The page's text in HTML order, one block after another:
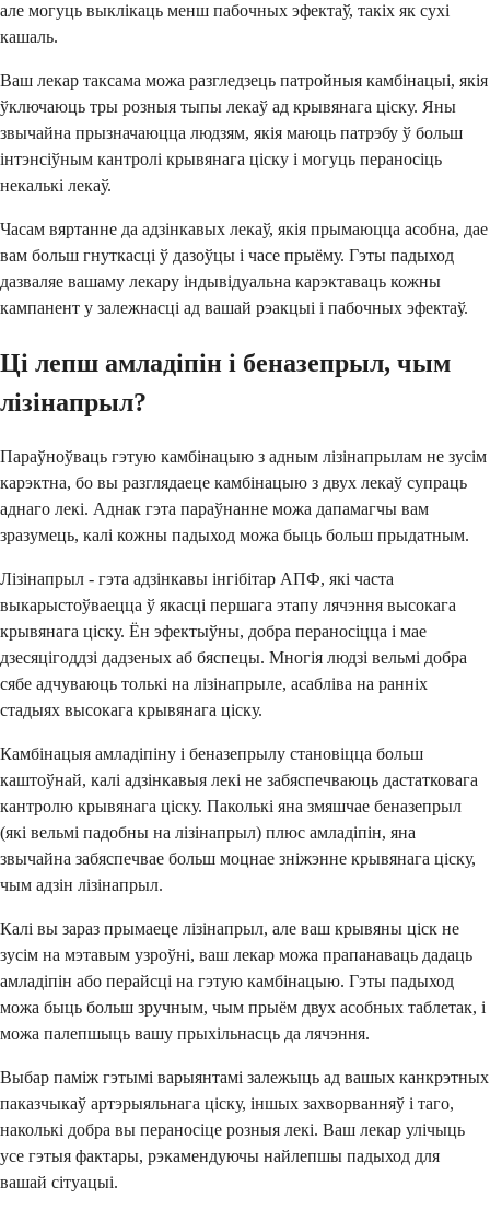
але могуць выклікаць менш пабочных эфектаў, такіх як сухі
кашаль.
Ваш лекар таксама можа разгледзець патройныя камбінацыі, якія
ўключаюць тры розныя тыпы лекаў ад крывянага ціску. Яны
звычайна прызначаюцца людзям, якія маюць патрэбу ў больш
інтэнсіўным кантролі крывянага ціску і могуць пераносіць
некалькі лекаў.
Часам вяртанне да адзінкавых лекаў, якія прымаюцца асобна, дае
вам больш гнуткасці ў дазоўцы і часе прыёму. Гэты падыход
дазваляе вашаму лекару індывідуальна карэктаваць кожны
кампанент у залежнасці ад вашай рэакцыі і пабочных эфектаў.
Ці лепш амладіпін і беназепрыл, чым
лізінапрыл?
Параўноўваць гэтую камбінацыю з адным лізінапрылам не зусім
карэктна, бо вы разглядаеце камбінацыю з двух лекаў супраць
аднаго лекі. Аднак гэта параўнанне можа дапамагчы вам
зразумець, калі кожны падыход можа быць больш прыдатным.
Лізінапрыл - гэта адзінкавы інгібітар АПФ, які часта
выкарыстоўваецца ў якасці першага этапу лячэння высокага
крывянага ціску. Ён эфектыўны, добра пераносіцца і мае
дзесяцігоддзі дадзеных аб бяспецы. Многія людзі вельмі добра
сябе адчуваюць толькі на лізінапрыле, асабліва на ранніх
стадыях высокага крывянага ціску.
Камбінацыя амладіпіну і беназепрылу становіцца больш
каштоўнай, калі адзінкавыя лекі не забяспечваюць дастатковага
кантролю крывянага ціску. Паколькі яна змяшчае беназепрыл
(які вельмі падобны на лізінапрыл) плюс амладіпін, яна
звычайна забяспечвае больш моцнае зніжэнне крывянага ціску,
чым адзін лізінапрыл.
Калі вы зараз прымаеце лізінапрыл, але ваш крывяны ціск не
зусім на мэтавым узроўні, ваш лекар можа прапанаваць дадаць
амладіпін або перайсці на гэтую камбінацыю. Гэты падыход
можа быць больш зручным, чым прыём двух асобных таблетак, і
можа палепшыць вашу прыхільнасць да лячэння.
Выбар паміж гэтымі варыянтамі залежыць ад вашых канкрэтных
паказчыкаў артэрыяльнага ціску, іншых захворванняў і таго,
наколькі добра вы пераносіце розныя лекі. Ваш лекар улічыць
усе гэтыя фактары, рэкамендуючы найлепшы падыход для
вашай сітуацыі.